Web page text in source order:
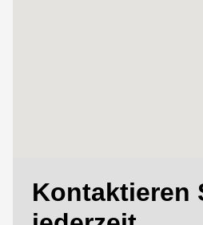
Kontaktieren